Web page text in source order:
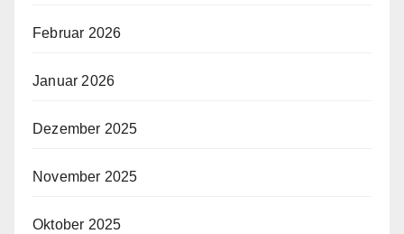
Februar 2026
Januar 2026
Dezember 2025
November 2025
Oktober 2025